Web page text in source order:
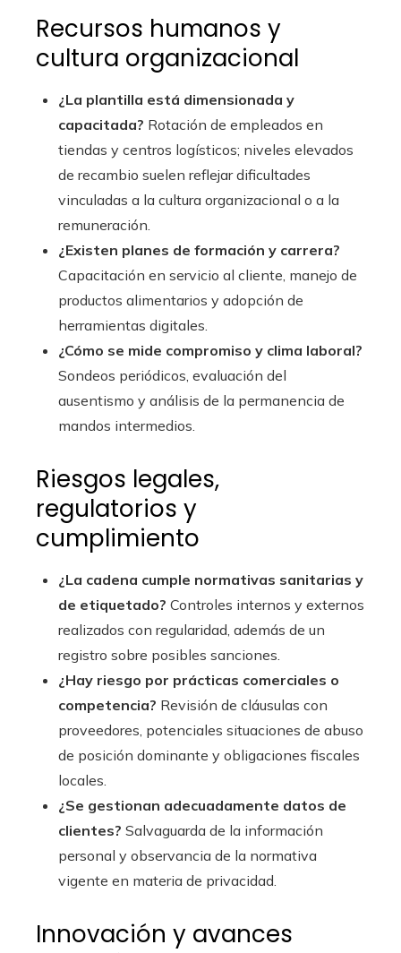
Recursos humanos y
cultura organizacional
¿La plantilla está dimensionada y
capacitada? Rotación de empleados en
tiendas y centros logísticos; niveles elevados
de recambio suelen reflejar dificultades
vinculadas a la cultura organizacional o a la
remuneración.
¿Existen planes de formación y carrera?
Capacitación en servicio al cliente, manejo de
productos alimentarios y adopción de
herramientas digitales.
¿Cómo se mide compromiso y clima laboral?
Sondeos periódicos, evaluación del
ausentismo y análisis de la permanencia de
mandos intermedios.
Riesgos legales,
regulatorios y
cumplimiento
¿La cadena cumple normativas sanitarias y
de etiquetado? Controles internos y externos
realizados con regularidad, además de un
registro sobre posibles sanciones.
¿Hay riesgo por prácticas comerciales o
competencia? Revisión de cláusulas con
proveedores, potenciales situaciones de abuso
de posición dominante y obligaciones fiscales
locales.
¿Se gestionan adecuadamente datos de
clientes? Salvaguarda de la información
personal y observancia de la normativa
vigente en materia de privacidad.
Innovación y avances